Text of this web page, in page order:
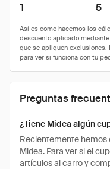
1 5
Preguntas
¿Tiene Midea algún
Recientemente hemos
Midea. Para ver si el
artículos al carro y